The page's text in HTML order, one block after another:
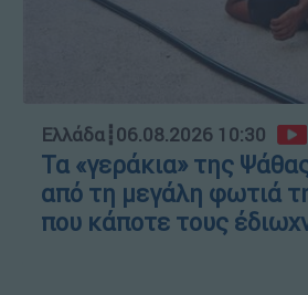
Ελλάδα┋06.08.2026 10:30
Τα «γεράκια» της
από τη μεγάλη φωτιά
που κάποτε τους